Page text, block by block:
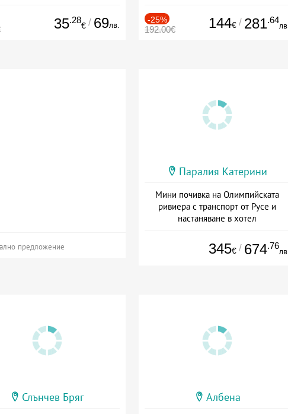
35.28
€ / 69лв.
-25%
192.00€ 144€ / 281.64
лв.
предложение
Паралия Катерини
Мини почивка на Олимпийската
ривиера с транспорт от Русе и
настаняване в хотел
345€ / 674.76
лв.
Слънчев Бряг Албена